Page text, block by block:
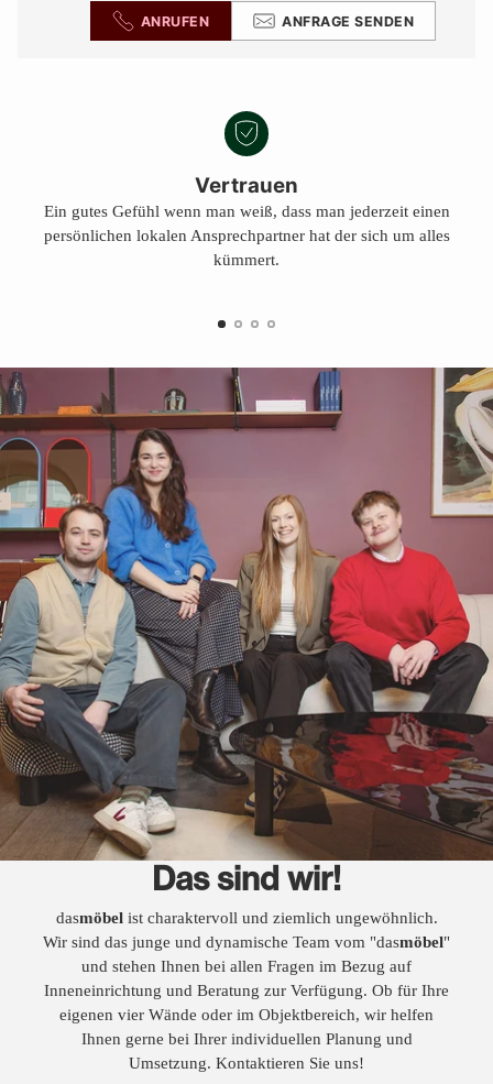
ANRUFEN ANFRAGE SENDEN
Vertrauen
Ein gutes Gefühl wenn man weiß, dass man jederzeit einen
persönlichen lokalen Ansprechpartner hat der sich um alles
kümmert.
Das sind wir!
dasmöbelist charaktervoll und ziemlich ungewöhnlich.
Wir sind das junge und dynamische Team vom "dasmöbel"
und stehen Ihnen bei allen Fragen im Bezug auf
Inneneinrichtung und Beratung zur Verfügung. Ob für Ihre
eigenen vier Wände oder im Objektbereich, wir helfen
Ihnen gerne bei Ihrer individuellen Planung und
Umsetzung. Kontaktieren Sie uns!